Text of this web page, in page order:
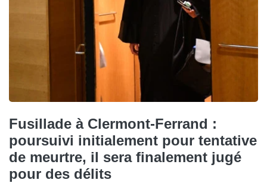
Fusillade à Clermont-Ferrand :
poursuivi initialement pour tentative
de meurtre, il sera finalement jugé
pour des délits